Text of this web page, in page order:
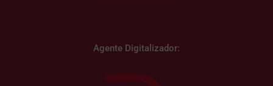
Agente Digitalizador: